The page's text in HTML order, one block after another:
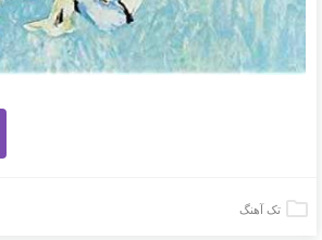
تک آهنگ